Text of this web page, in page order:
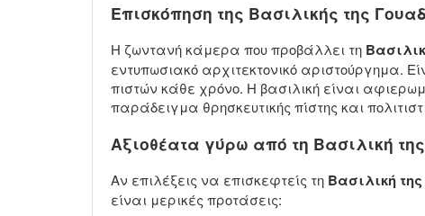
Επισκόπηση της Βασιλικής της
Η ζωντανή κάμερα που προβάλλει τη
εντυπωσιακό αρχιτεκτονικό αριστούργημα.
πιστών κάθε χρόνο. Η βασιλική είναι
παράδειγμα θρησκευτικής πίστης και
Αξιοθέατα γύρω από τη Βασιλική
Αν επιλέξεις να επισκεφτείς τη Βασιλική
είναι μερικές προτάσεις: